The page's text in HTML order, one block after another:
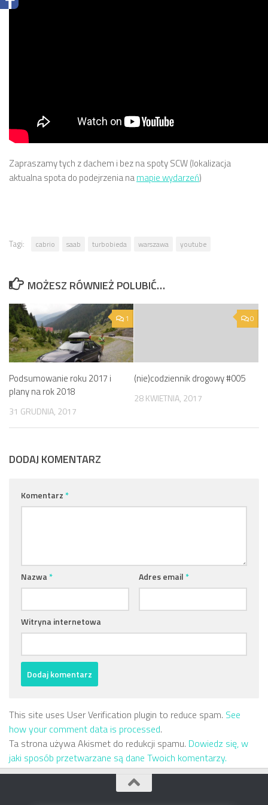
Zapraszamy tych z dachem i bez na spoty SCW (lokalizacja
aktualna spota do podejrzenia namapie wydarzeń)
Tagi: cabrio saab turbobieda warszawa youtube
MOŻESZ RÓWNIEŻ POLUBIĆ…
1
Podsumowanie roku 2017 i
plany na rok 2018
31 GRUDNIA, 2017
0
(nie)codziennik drogowy #005
28 KWIETNIA, 2017
DODAJ KOMENTARZ
Komentarz*
Nazwa* Adres email*
Witryna internetowa
This site uses User Verification plugin to reduce spam. See
how your comment data is processed.
Ta strona używa Akismet do redukcji spamu. Dowiedz się, w
jaki sposób przetwarzane są dane Twoich komentarzy.